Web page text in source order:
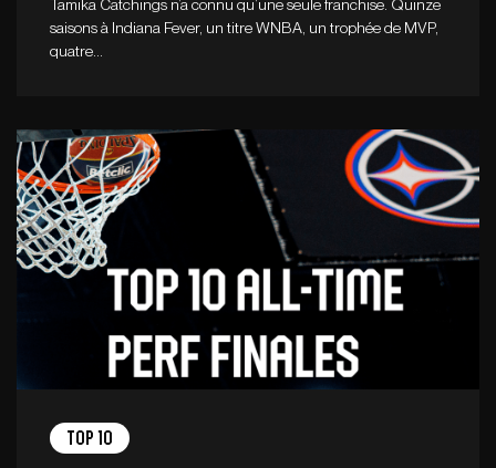
Tamika Catchings n’a connu qu’une seule franchise. Quinze
saisons à Indiana Fever, un titre WNBA, un trophée de MVP,
quatre…
Top 10